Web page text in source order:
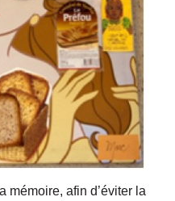
mémoire, afin d’éviter la